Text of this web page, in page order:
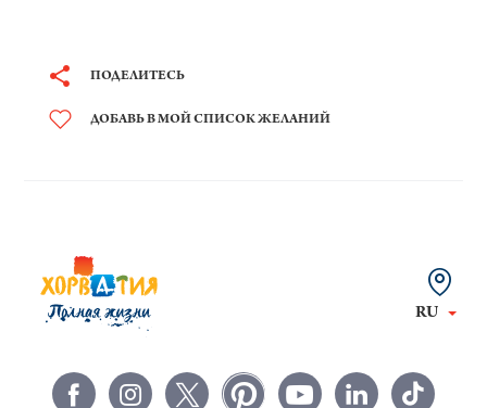
ПОДЕЛИТЕСЬ
ДОБАВЬ В МОЙ СПИСОК ЖЕЛАНИЙ
RU